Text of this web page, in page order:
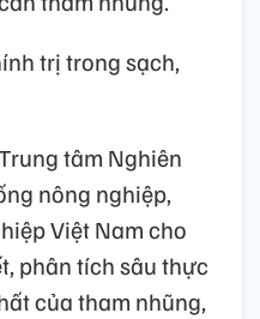
trị trong sạch,
tâm Nghiên
nông nghiệp,
Việt Nam cho
phân tích sâu thực
của tham nhũng,